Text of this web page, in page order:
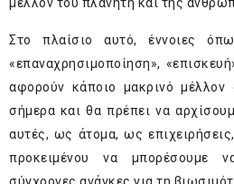
Στο πλαίσιο αυτό, έννοιες
«επαναχρησιμοποίηση»,
αφορούν κάποιο μακρινό μέλλον
σήμερα και θα πρέπει να
αυτές, ως άτομα, ως
προκειμένου να μπορέσουμε